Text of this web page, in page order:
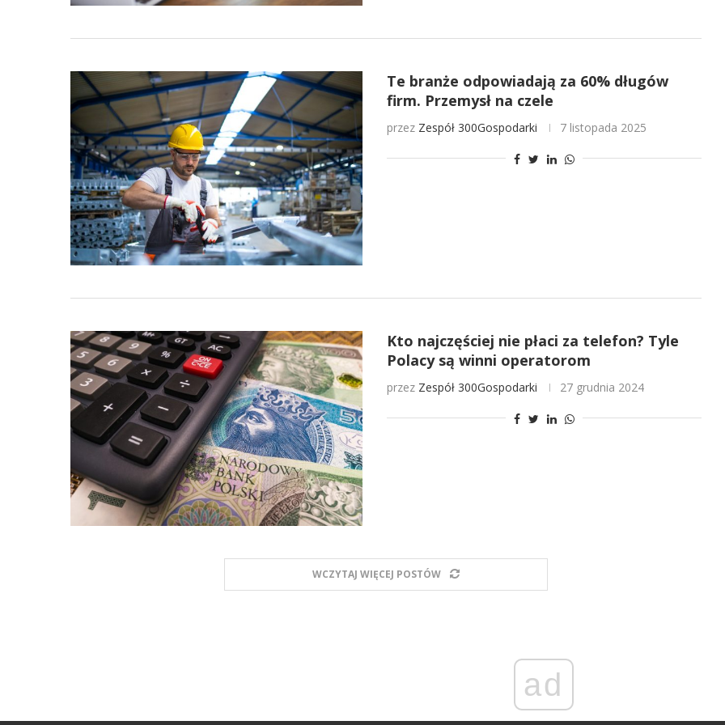
Te branże odpowiadają za 60% długów
firm. Przemysł na czele
przez Zespół 300Gospodarki 7 listopada 2025
Kto najczęściej nie płaci za telefon? Tyle
Polacy są winni operatorom
przez Zespół 300Gospodarki 27 grudnia 2024
WCZYTAJ WIĘCEJ POSTÓW
ad